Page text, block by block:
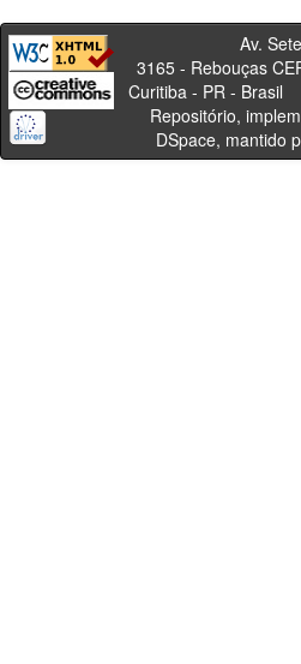
Av. Sete de
3165 - Rebouças
Curitiba -
Repositório,
DSpace, mantido